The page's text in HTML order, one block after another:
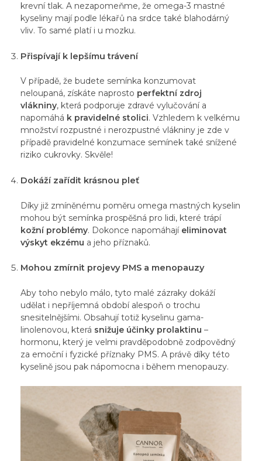
krevní tlak. A nezapomeňme, že omega-3 mastné
kyseliny mají podle lékařů na srdce také blahodárný
vliv. To samé platí i u mozku.
Přispívají k lepšímu trávení
V případě, že budete semínka konzumovat
neloupaná, získáte naprosto perfektní zdroj
vlákniny, která podporuje zdravé vylučování a
napomáhá k pravidelné stolici. Vzhledem k velkému
množství rozpustné i nerozpustné vlákniny je zde v
případě pravidelné konzumace semínek také snížené
riziko cukrovky. Skvěle!
Dokáží zařídit krásnou pleť
Díky již zmíněnému poměru omega mastných kyselin
mohou být semínka prospěšná pro lidi, které trápí
kožní problémy. Dokonce napomáhají eliminovat
výskyt ekzému a jeho příznaků.
Mohou zmírnit projevy PMS a menopauzy
Aby toho nebylo málo, tyto malé zázraky dokáží
udělat i nepříjemná období alespoň o trochu
snesitelnějšími. Obsahují totiž kyselinu gama-
linolenovou, která snižuje účinky prolaktinu –
hormonu, který je velmi pravděpodobně zodpovědný
za emoční i fyzické příznaky PMS. A právě díky této
kyselině jsou pak nápomocna i během menopauzy.